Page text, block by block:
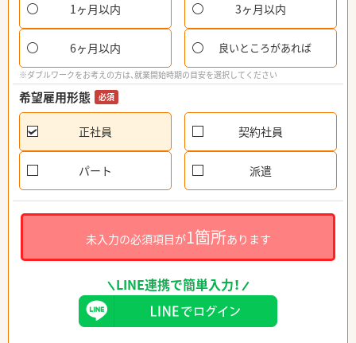
1ヶ月以内 3ヶ月以内
6ヶ月以内 良いところがあれば
※ダブルワークをお考えの方は、就業開始時期の目安を選択してください
希望雇用形態 必須
正社員 契約社員
パート 派遣
未入力の必須項目が1箇所あります
LINE連携で簡単入力！